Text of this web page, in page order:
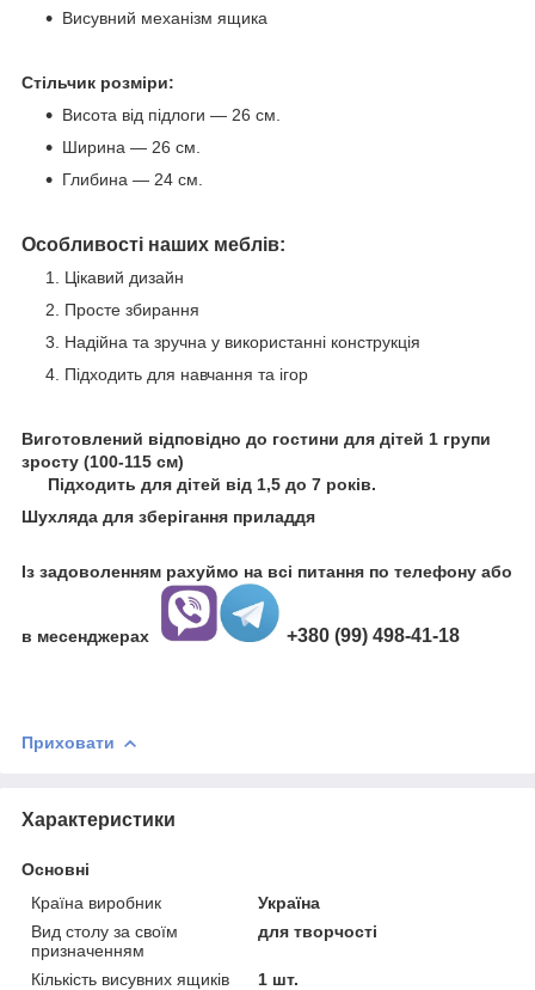
Висувний механізм ящика
Стільчик розміри:
Висота від підлоги — 26 см.
Ширина — 26 см.
Глибина — 24 см.
Особливості наших меблів:
Цікавий дизайн
Просте збирання
Надійна та зручна у використанні конструкція
Підходить для навчання та ігор
Виготовлений відповідно до гостини для дітей 1 групи
зросту (100-115 см)
⠀ Підходить для дітей від 1,5 до 7 років.
Шухляда для зберігання приладдя
Із задоволенням рахуймо на всі питання по телефону або
в месенджерах +380 (99) 498-41-18
Приховати
Характеристики
Основні
Країна виробник
Україна
Вид столу за своїм
призначенням
для творчості
Кількість висувних ящиків 1 шт.